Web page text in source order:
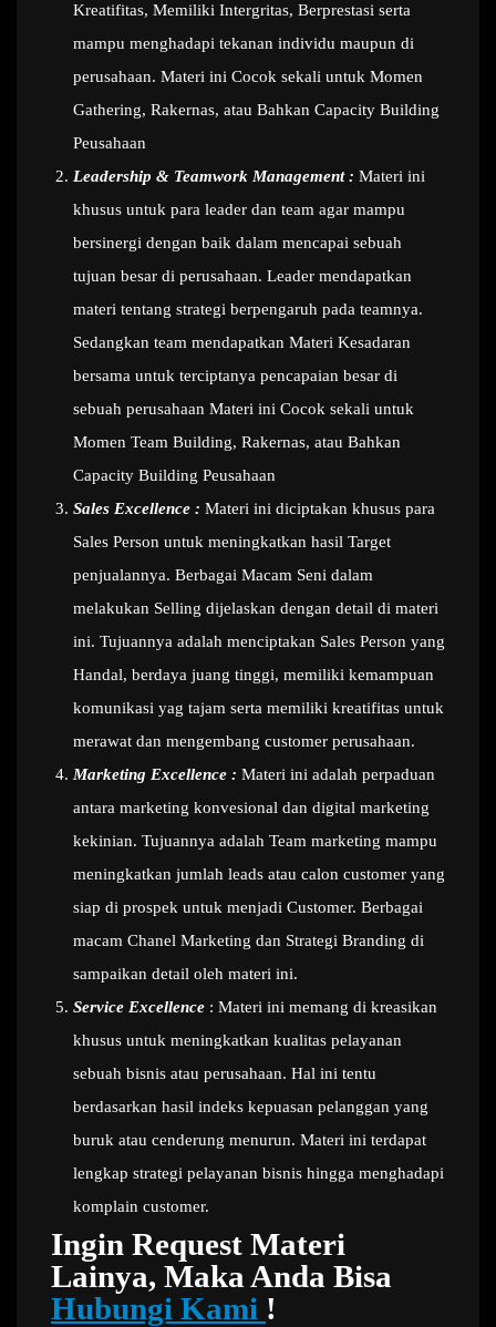
Kreatifitas, Memiliki Intergritas, Berprestasi serta
mampu menghadapi tekanan individu maupun di
perusahaan. Materi ini Cocok sekali untuk Momen
Gathering, Rakernas, atau Bahkan Capacity Building
Peusahaan
Leadership & Teamwork Management : Materi ini
khusus untuk para leader dan team agar mampu
bersinergi dengan baik dalam mencapai sebuah
tujuan besar di perusahaan. Leader mendapatkan
materi tentang strategi berpengaruh pada teamnya.
Sedangkan team mendapatkan Materi Kesadaran
bersama untuk terciptanya pencapaian besar di
sebuah perusahaan Materi ini Cocok sekali untuk
Momen Team Building, Rakernas, atau Bahkan
Capacity Building Peusahaan
Sales Excellence : Materi ini diciptakan khusus para
Sales Person untuk meningkatkan hasil Target
penjualannya. Berbagai Macam Seni dalam
melakukan Selling dijelaskan dengan detail di materi
ini. Tujuannya adalah menciptakan Sales Person yang
Handal, berdaya juang tinggi, memiliki kemampuan
komunikasi yag tajam serta memiliki kreatifitas untuk
merawat dan mengembang customer perusahaan.
Marketing Excellence : Materi ini adalah perpaduan
antara marketing konvesional dan digital marketing
kekinian. Tujuannya adalah Team marketing mampu
meningkatkan jumlah leads atau calon customer yang
siap di prospek untuk menjadi Customer. Berbagai
macam Chanel Marketing dan Strategi Branding di
sampaikan detail oleh materi ini.
Service Excellence : Materi ini memang di kreasikan
khusus untuk meningkatkan kualitas pelayanan
sebuah bisnis atau perusahaan. Hal ini tentu
berdasarkan hasil indeks kepuasan pelanggan yang
buruk atau cenderung menurun. Materi ini terdapat
lengkap strategi pelayanan bisnis hingga menghadapi
komplain customer.
Ingin Request Materi
Lainya, Maka Anda Bisa
Hubungi Kami !